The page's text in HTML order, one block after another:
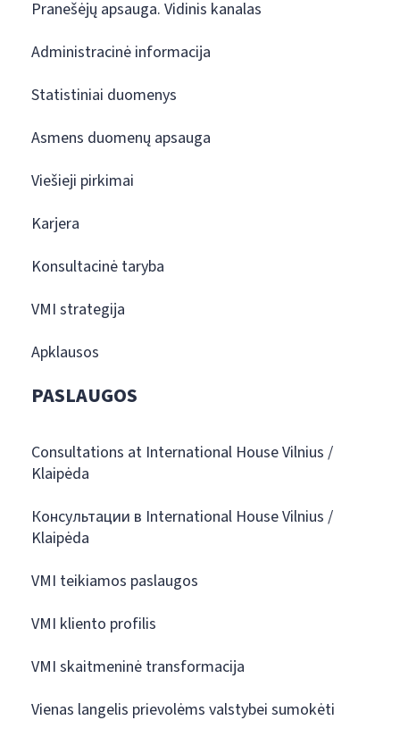
Pranešėjų apsauga. Vidinis kanalas
Administracinė informacija
Statistiniai duomenys
Asmens duomenų apsauga
Viešieji pirkimai
Karjera
Konsultacinė taryba
VMI strategija
Apklausos
PASLAUGOS
Consultations at International House Vilnius /
Klaipėda
Консультации в International House Vilnius /
Klaipėda
VMI teikiamos paslaugos
VMI kliento profilis
VMI skaitmeninė transformacija
Vienas langelis prievolėms valstybei sumokėti